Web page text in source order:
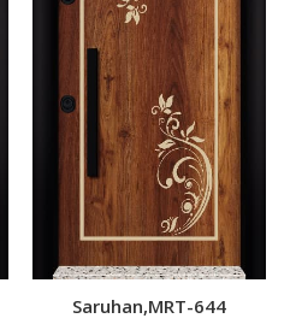
Saruhan,MRT-644